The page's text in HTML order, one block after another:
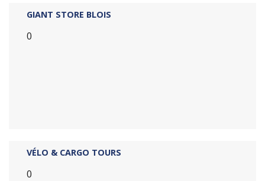
GIANT STORE BLOIS
0
VÉLO & CARGO TOURS
0